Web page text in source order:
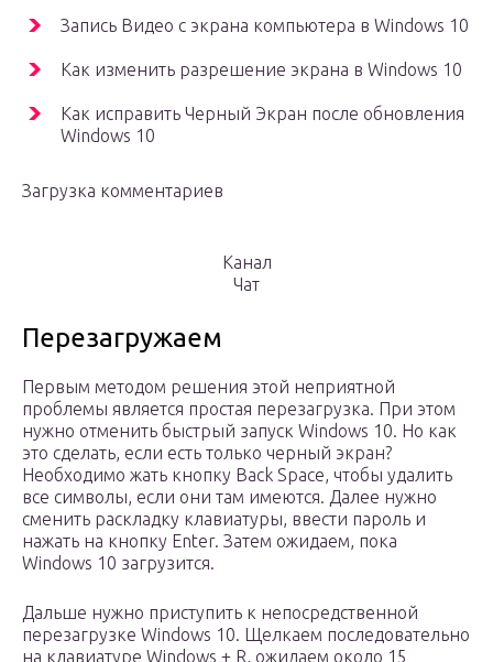
Запись Видео с экрана компьютера в Windows 10
Как изменить разрешение экрана в Windows 10
Как исправить Черный Экран после обновления
Windows 10
Загрузка комментариев
Канал
Чат
Перезагружаем
Первым методом решения этой неприятной
проблемы является простая перезагрузка. При этом
нужно отменить быстрый запуск Windows 10. Но как
это сделать, если есть только черный экран?
Необходимо жать кнопку Back Space, чтобы удалить
все символы, если они там имеются. Далее нужно
сменить раскладку клавиатуры, ввести пароль и
нажать на кнопку Enter. Затем ожидаем, пока
Windows 10 загрузится.
Дальше нужно приступить к непосредственной
перезагрузке Windows 10. Щелкаем последовательно
на клавиатуре Windows + R, ожидаем около 15